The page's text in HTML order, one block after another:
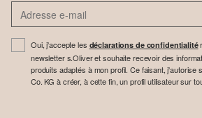
Oui, j'accepte les déclarations de confidentialité
newsletter s.Oliver et souhaite recevoir des
produits adaptés à mon profil. Ce faisant, j'autorise
Co. KG à créer, à cette fin, un profil utilisateur sur